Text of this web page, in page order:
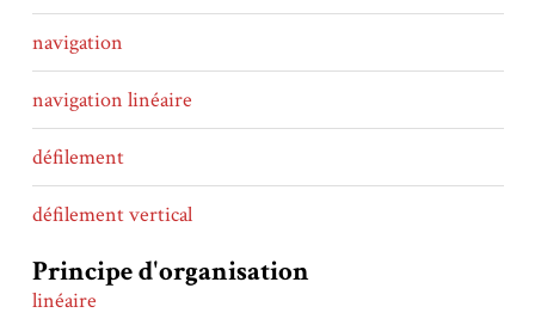
navigation
navigation linéaire
défilement
défilement vertical
Principe d'organisation
linéaire